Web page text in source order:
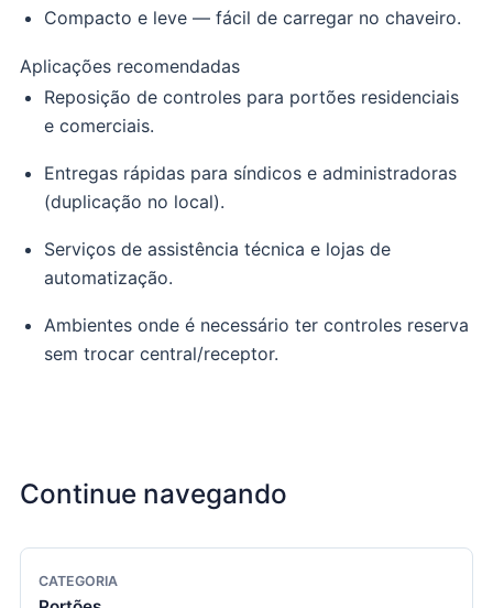
Compacto e leve — fácil de carregar no chaveiro.
Aplicações recomendadas
Reposição de controles para portões residenciais
e comerciais.
Entregas rápidas para síndicos e administradoras
(duplicação no local).
Serviços de assistência técnica e lojas de
automatização.
Ambientes onde é necessário ter controles reserva
sem trocar central/receptor.
Continue navegando
CATEGORIA